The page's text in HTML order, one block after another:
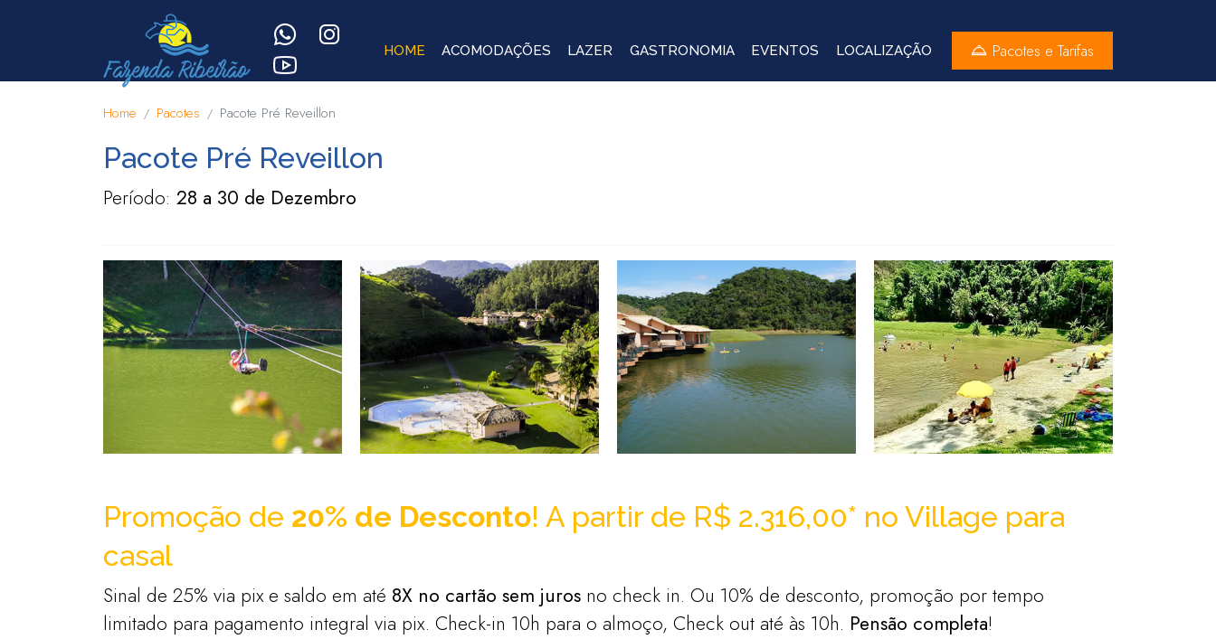
HOME ACOMODAÇÕES LAZER GASTRONOMIA EVENTOS LOCALIZAÇÃO Pacotes e Tarifas
Home Pacotes Pacote Pré Reveillon
Pacote Pré Reveillon
Período: 28 a 30 de Dezembro
Promoção de 20% de Desconto! A partir de R$ 2.316,00* no Village para
casal
Sinal de 25% via pix e saldo em até 8X no cartão sem juros no check in. Ou 10% de desconto, promoção por tempo
limitado para pagamento integral via pix. Check-in 10h para o almoço, Check out até às 10h. Pensão completa!